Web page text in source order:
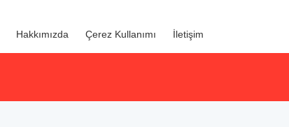
Hakkımızda Çerez Kullanımı İletişim